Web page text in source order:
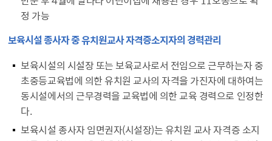
정 가능
보육시설 종사자 중 유치원교사 자격증소지자의 경력관리
보육시설의 시설장 또는 보육교사로서 전임으로 근무하는자 중
초중등교육법에 의한 유치원 교사의 자격을 가진자에 대하여는
동시설에서의 근무경력을 교육법에 의한 교육 경력으로 인정한
다.
보육시설 종사자 임면권자(시설장)는 유치원 교사 자격증 소지